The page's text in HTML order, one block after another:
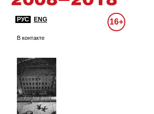
РУС ENG 16+
В контакте